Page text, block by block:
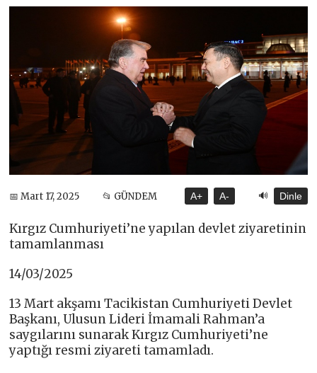
📅 Mart 17, 2025 📂 GÜNDEM A+ A- 🔊 Dinle
Kırgız Cumhuriyeti’ne yapılan devlet ziyaretinin
tamamlanması
14/03/2025
13 Mart akşamı Tacikistan Cumhuriyeti Devlet
Başkanı, Ulusun Lideri İmamali Rahman’a
saygılarını sunarak Kırgız Cumhuriyeti’ne
yaptığı resmi ziyareti tamamladı.